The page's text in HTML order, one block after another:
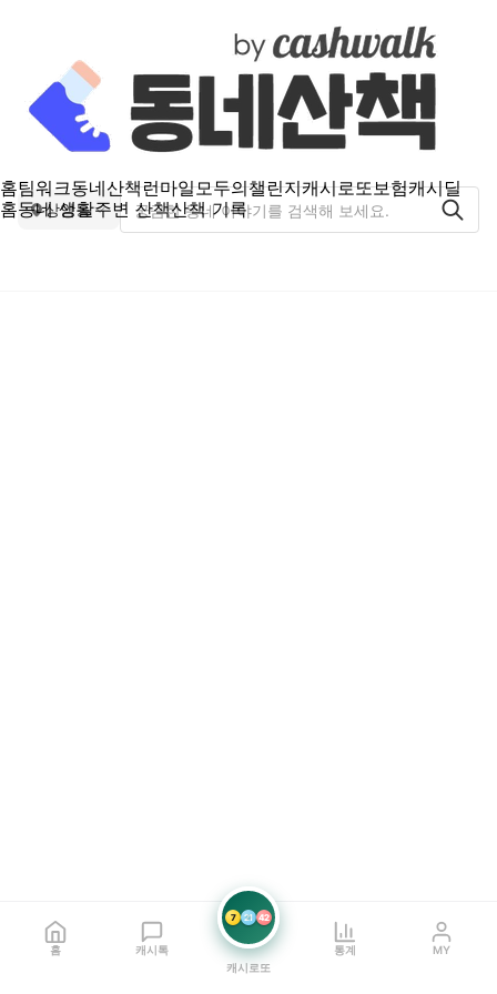
홈팀워크동네산책런마일모두의챌린지캐시로또보험캐시딜
홈동네 생활주변 산책산책 기록
상암동
홈 캐시톡
7 21 42
캐시로또
통계 MY